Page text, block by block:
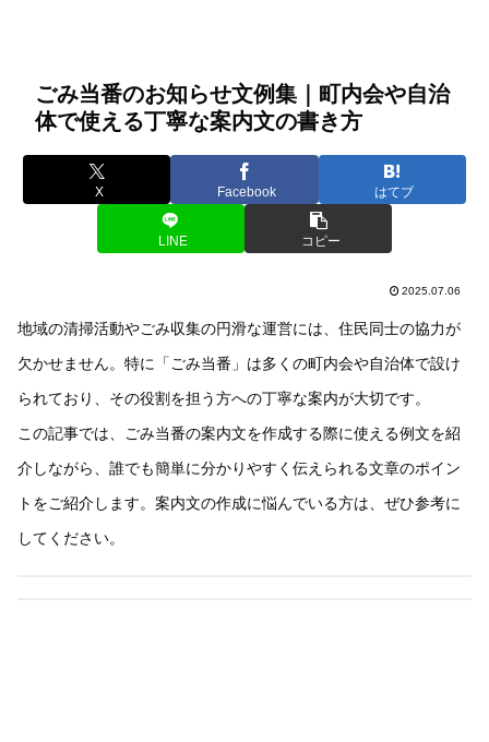
ごみ当番のお知らせ文例集｜町内会や自治
体で使える丁寧な案内文の書き方
X Facebook はてブ
LINE コピー
2025.07.06
地域の清掃活動やごみ収集の円滑な運営には、住民同士の協力が
欠かせません。特に「ごみ当番」は多くの町内会や自治体で設け
られており、その役割を担う方への丁寧な案内が大切です。
この記事では、ごみ当番の案内文を作成する際に使える例文を紹
介しながら、誰でも簡単に分かりやすく伝えられる文章のポイン
トをご紹介します。案内文の作成に悩んでいる方は、ぜひ参考に
してください。